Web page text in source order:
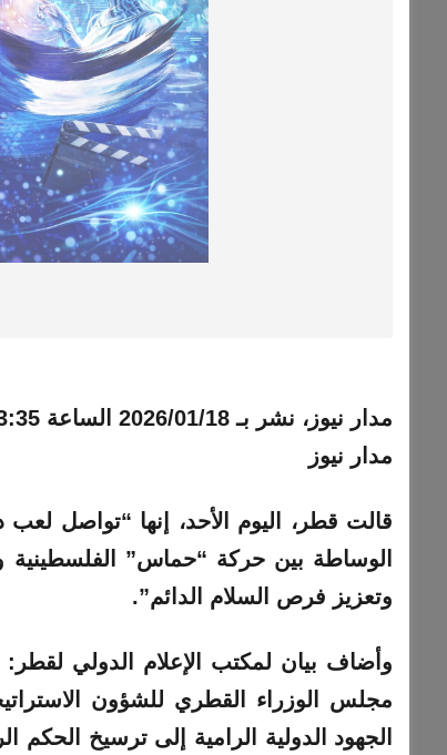
مدار نيوز، نشر بـ 2026/01/18 الساعة 3:35 مساءً
مدار نيوز
قالت قطر، اليوم الأحد، إنها “تواصل
الوساطة بين حركة “حماس” الفلسطينية
وتعزيز فرص السلام الدائم”.
وأضاف بيان لمكتب الإعلام الدولي
مجلس الوزراء القطري للشؤون
الجهود الدولية الرامية إلى ترسيخ الحكم